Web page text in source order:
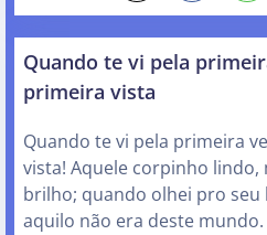
Quando te vi pela
primeira vista
Quando te vi pela primeira
vista! Aquele corpinho lindo,
brilho; quando olhei pro seu
aquilo não era deste